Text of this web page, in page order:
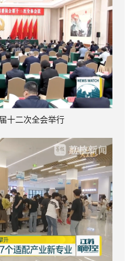
十二次全会举行